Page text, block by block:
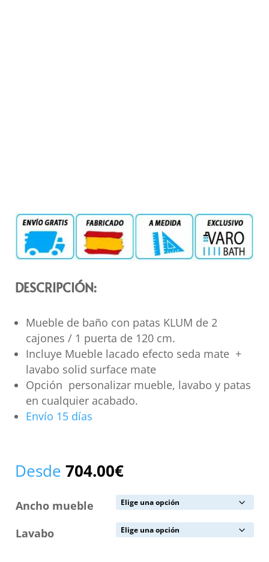
DESCRIPCIÓN:
Mueble de baño con patas KLUM de 2
cajones / 1 puerta de 120 cm.
Incluye Mueble lacado efecto seda mate +
lavabo solid surface mate
Opción personalizar mueble, lavabo y patas
en cualquier acabado.
Envío 15 días
Desde 704.00€
Ancho mueble
Lavabo